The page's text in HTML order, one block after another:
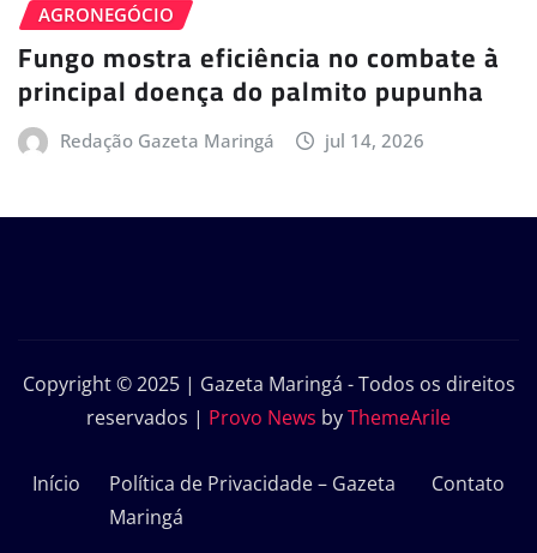
AGRONEGÓCIO
Fungo mostra eficiência no combate à
principal doença do palmito pupunha
Redação Gazeta Maringá jul 14, 2026
Copyright © 2025 | Gazeta Maringá - Todos os direitos
reservados | Provo News byThemeArile
Início
Política de Privacidade – Gazeta
Maringá
Contato